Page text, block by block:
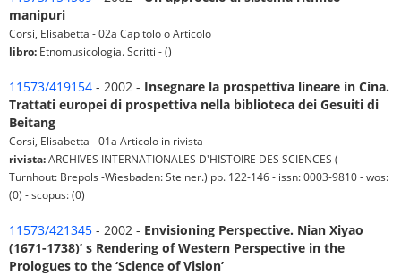
manipuri
Corsi, Elisabetta - 02a Capitolo o Articolo
libro: Etnomusicologia. Scritti - ()
11573/419154 - 2002 - Insegnare la prospettiva lineare in Cina.
Trattati europei di prospettiva nella biblioteca dei Gesuiti di
Beitang
Corsi, Elisabetta - 01a Articolo in rivista
rivista:ARCHIVES INTERNATIONALES D'HISTOIRE DES SCIENCES (-
Turnhout: Brepols -Wiesbaden: Steiner.) pp. 122-146 - issn: 0003-9810 - wos:
(0) - scopus: (0)
11573/421345 - 2002 - Envisioning Perspective. Nian Xiyao
(1671-1738)’ s Rendering of Western Perspective in the
Prologues to the ‘Science of Vision’